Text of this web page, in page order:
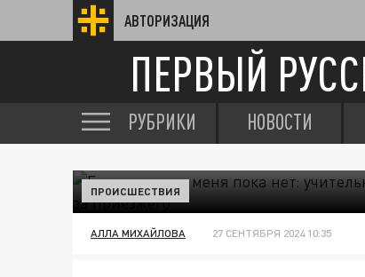
АВТОРИЗАЦИЯ
ПЕРВЫЙ
РУБРИКИ НОВОСТИ
ПРОИСШЕСТВИЯ
АЛЛА МИХАЙЛОВА 27 СЕНТЯБРЯ 2024 10:35